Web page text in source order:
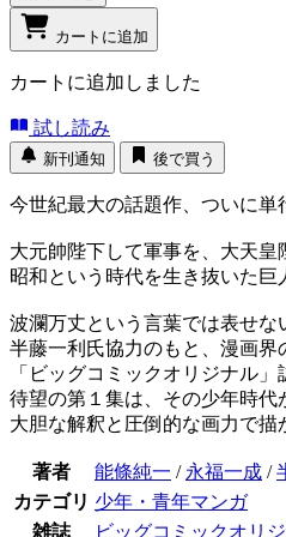
カートに追加
カートに追加しました
試し読み
新刊通知 後で買う
今世紀最大の話題作、ついに単
大元帥陛下して軍事を、大天
昭和という時代を生き抜いた巨
波瀾万丈という言葉では表せな
半藤一利氏協力のもと、漫画
「ビッグコミックオリジナル
待望の第１集は、その少年時代
大胆な解釈と圧倒的な画力で描
著者 能條純一 / 永福一成 /
カテゴリ 少年・青年マンガ
雑誌
ビッグコミックオリ